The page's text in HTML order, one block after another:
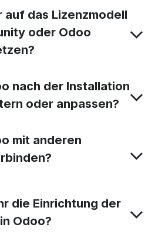
auf das Lizenzmodell
oder Odoo
nach der Installation
oder anpassen?
mit anderen
die Einrichtung der
Buchhaltung in Odoo?